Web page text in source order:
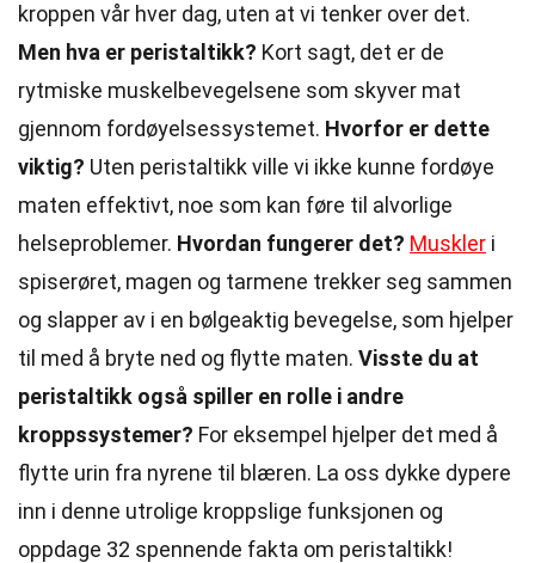
kroppen vår hver dag, uten at vi tenker over det.
Men hva er peristaltikk? Kort sagt, det er de
rytmiske muskelbevegelsene som skyver mat
gjennom fordøyelsessystemet. Hvorfor er dette
viktig? Uten peristaltikk ville vi ikke kunne fordøye
maten effektivt, noe som kan føre til alvorlige
helseproblemer. Hvordan fungerer det? Muskler i
spiserøret, magen og tarmene trekker seg sammen
og slapper av i en bølgeaktig bevegelse, som hjelper
til med å bryte ned og flytte maten. Visste du at
peristaltikk også spiller en rolle i andre
kroppssystemer? For eksempel hjelper det med å
flytte urin fra nyrene til blæren. La oss dykke dypere
inn i denne utrolige kroppslige funksjonen og
oppdage 32 spennende fakta om peristaltikk!